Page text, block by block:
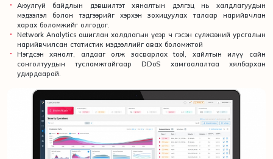
Аюулгүй байдлын дэвшилтэт хяналтын дэлгэц нь халдлагуудын
мэдээлэл болон тэдгээрийг хэрхэн зохицуулах талаар нарийвчлан
харах боломжийг олгодог.
Network Analytics ашиглан халдлагын үеэр ч гэсэн сүлжээний урсгалын
нарийвчилсан статистик мэдээллийг авах боломжтой
Нэгдсэн хяналт, алдааг олж засварлах tool, хайлтын илүү сайн
сонголтуудын тусламжтайгаар DDoS хамгаалалтаа хялбархан
удирдаарай.